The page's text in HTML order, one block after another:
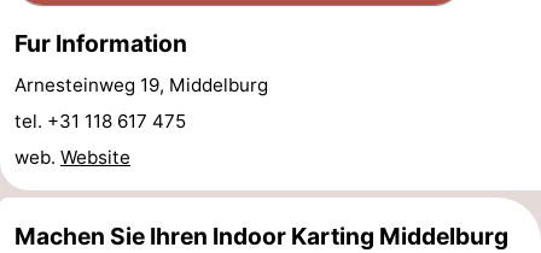
Bos
Duin
Zimmer
Frühstück)
Strand
&
-
Fur Information
Arnesteinweg 19, Middelburg
tel. +31 118 617 475
web. Website
Machen Sie Ihren Indoor Karting Middelburg